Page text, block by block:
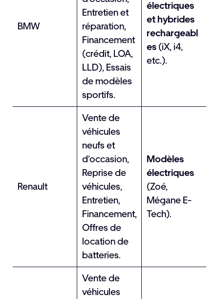
BMW
Entretien et
réparation,
Financement
(crédit, LOA,
LLD), Essais
de modèles
sportifs.
électriques
et hybrides
rechargeabl
es(iX, i4,
etc.).
Renault
Vente de
véhicules
neufs et
d’occasion,
Reprise de
véhicules,
Entretien,
Financement,
Offres de
location de
batteries.
Modèles
électriques
(Zoé,
Mégane E-
Tech).
Vente de
véhicules